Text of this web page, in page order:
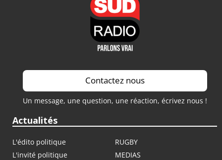
Contactez nous
Un message, une question, une réaction, écrivez nous !
Actualités
L'édito politique
RUGBY
L'invité politique
MEDIAS